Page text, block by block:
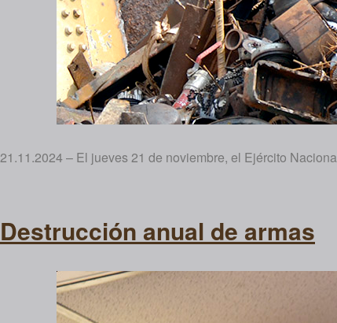
21.11.2024 – El jueves 21 de noviembre, el Ejército
Destrucción anual de armas